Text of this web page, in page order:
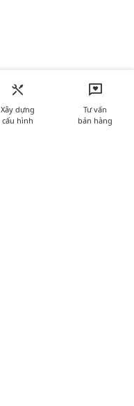
Xây dựng
cấu hình
Tư vấn
bán hàng